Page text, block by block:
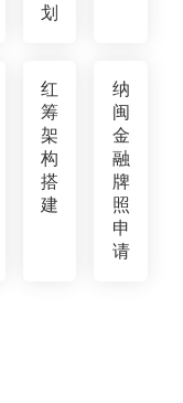
划
红
筹
架
构
搭
建
纳
闽
金
融
牌
照
申
请